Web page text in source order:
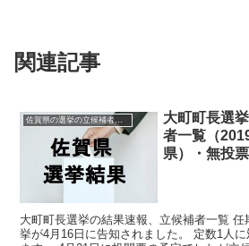
関連記事
佐賀県の選挙の立候補者と結果速報一覧
大町町長選
者一覧（
県）・無投票
大町町長選挙の結果速報、立候補者一覧
挙が4月16日に告知されました。 定数1人